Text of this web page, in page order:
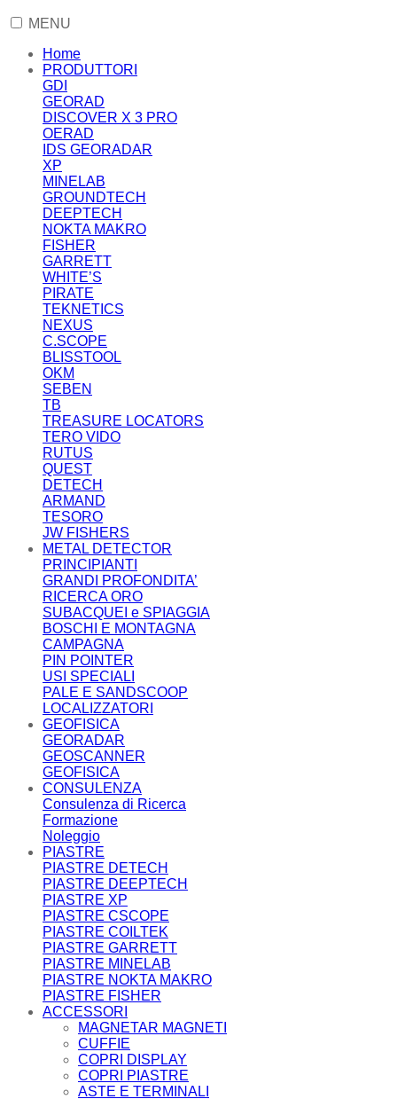
MENU
Home
PRODUTTORI
GDI
GEORAD
DISCOVER X 3 PRO
OERAD
IDS GEORADAR
XP
MINELAB
GROUNDTECH
DEEPTECH
NOKTA MAKRO
FISHER
GARRETT
WHITE’S
PIRATE
TEKNETICS
NEXUS
C.SCOPE
BLISSTOOL
OKM
SEBEN
TB
TREASURE LOCATORS
TERO VIDO
RUTUS
QUEST
DETECH
ARMAND
TESORO
JW FISHERS
METAL DETECTOR
PRINCIPIANTI
GRANDI PROFONDITA’
RICERCA ORO
SUBACQUEI e SPIAGGIA
BOSCHI E MONTAGNA
CAMPAGNA
PIN POINTER
USI SPECIALI
PALE E SANDSCOOP
LOCALIZZATORI
GEOFISICA
GEORADAR
GEOSCANNER
GEOFISICA
CONSULENZA
Consulenza di Ricerca
Formazione
Noleggio
PIASTRE
PIASTRE DETECH
PIASTRE DEEPTECH
PIASTRE XP
PIASTRE CSCOPE
PIASTRE COILTEK
PIASTRE GARRETT
PIASTRE MINELAB
PIASTRE NOKTA MAKRO
PIASTRE FISHER
ACCESSORI
MAGNETAR MAGNETI
CUFFIE
COPRI DISPLAY
COPRI PIASTRE
ASTE E TERMINALI